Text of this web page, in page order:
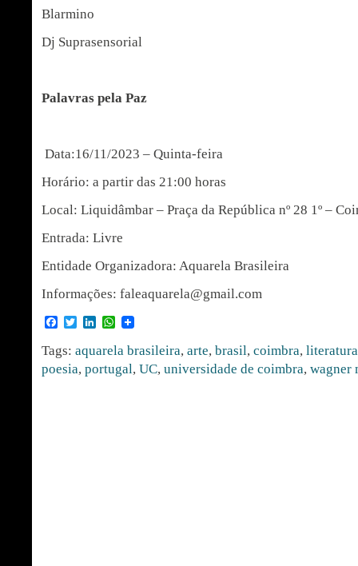
Blarmino
Dj Suprasensorial
Palavras pela Paz
Data:16/11/2023 – Quinta-feira
Horário: a partir das 21:00 horas
Local: Liquidâmbar – Praça da República nº 28 1º –
Entrada: Livre
Entidade Organizadora: Aquarela Brasileira
Informações: faleaquarela@gmail.com
Facebook
TwitterLinkedInWhatsApp
Tags: aquarela brasileira, arte, brasil, coimbra, literatura
poesia, portugal, UC, universidade de coimbra, wagner